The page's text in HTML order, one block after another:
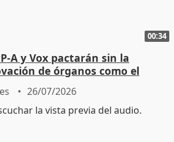
00:34
A y Vox pactarán sin la
de órganos como el
26/07/2026